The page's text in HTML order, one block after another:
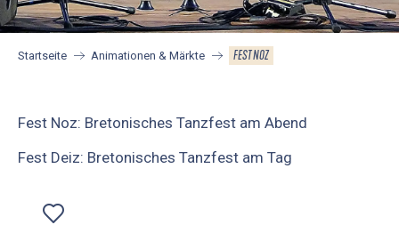
Startseite Animationen & Märkte FEST NOZ
Fest Noz: Bretonisches Tanzfest am Abend
Fest Deiz: Bretonisches Tanzfest am Tag
Ajouter aux favoris